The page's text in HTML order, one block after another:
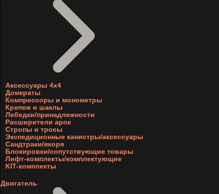
Аксессуары 4х4
Домкраты
Компрессоры и монометры
Крепеж и шаклы
Лебедки/принадлежности
Расширители арок
Стропы и тросы
Экспедиционные канистры/аксессуары
Сандтраки/якоря
Блокировки/сопутствующие товары
Лифт-комплекты/комплектующие
KIT-комплекты
Двигатель